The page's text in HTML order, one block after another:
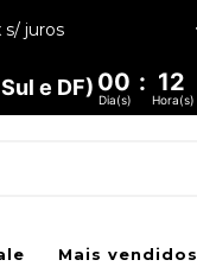
s/ juros
e DF) 00 : 12
Dia(s) Hora(s)
Mais vendidos